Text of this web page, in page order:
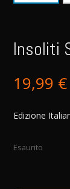
Insoliti
19,99 €
Edizione
Esaurito